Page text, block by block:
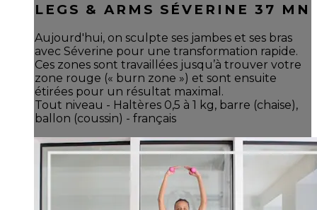
LEGS & ARMS SÉVERINE 37 MN
Aujourd'hui, on sculpte ses jambes et ses bras
avec Séverine pour une transformation rapide.
Ces zones sont travaillées jusqu’à trouver votre
zone rouge (« burn zone ») et sont ensuite
étirées pour un résultat maximal.
Tout niveau - Haltères 0,5 à 1 kg, barre (chaise),
ballon (coussin) - français